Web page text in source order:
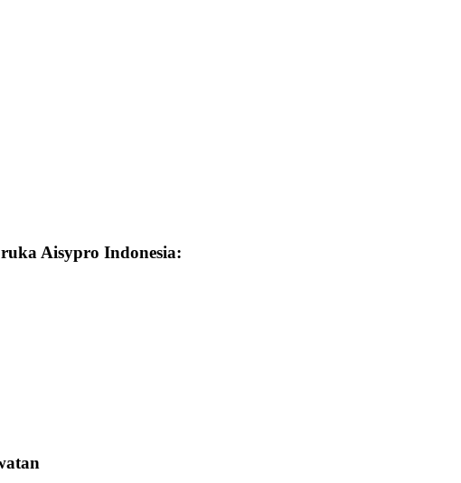
Aisypro Indonesia: